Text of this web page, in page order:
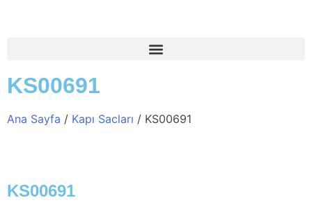
KS00691
Ana Sayfa / Kapı Sacları / KS00691
KS00691